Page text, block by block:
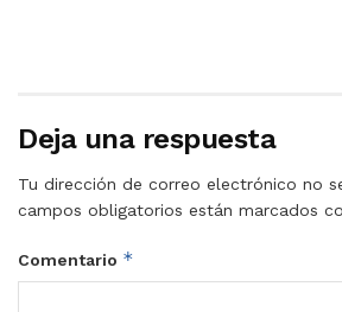
Deja una respuesta
Tu dirección de correo electrónico no
campos obligatorios están marcados
Comentario *